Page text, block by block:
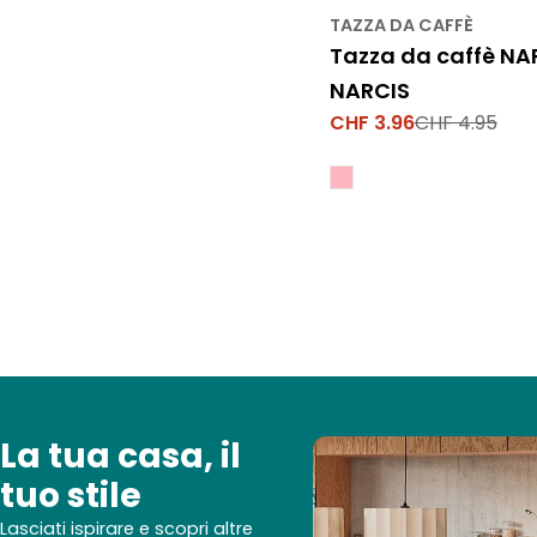
TAZZA DA CAFFÈ
Tazza da caffè
NARCIS
Prezzo
vendita
CHF 3.96
Prezzo
CHF 4.95
La tua casa, il
tuo stile
Lasciati ispirare e scopri altre